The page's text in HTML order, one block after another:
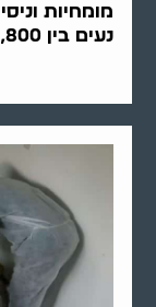
מומחיות
נעים בין 1,800 ל-8,500..